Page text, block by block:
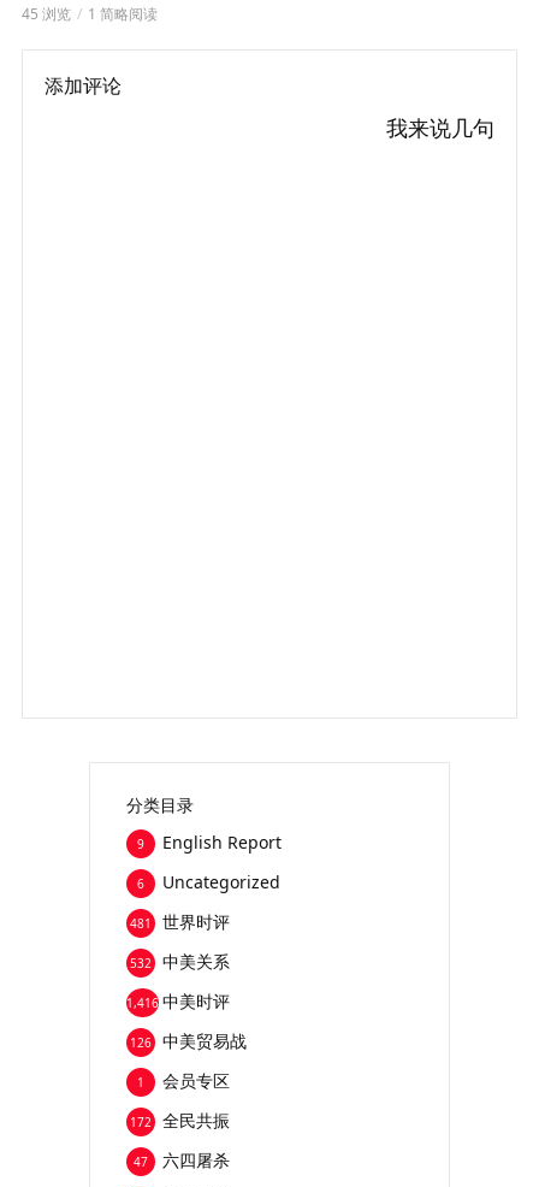
45 浏览 1 简略阅读
添加评论
我来说几句
分类目录
English Report
9
Uncategorized
6
世界时评
481
中美关系
532
中美时评
1,416
中美贸易战
126
会员专区
1
全民共振
172
六四屠杀
47